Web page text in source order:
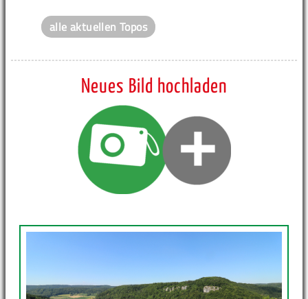
alle aktuellen Topos
Neues Bild hochladen